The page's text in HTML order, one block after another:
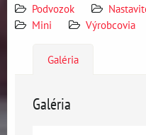
Podvozok
Mini
Výrobcovia
Galéria
Galéria